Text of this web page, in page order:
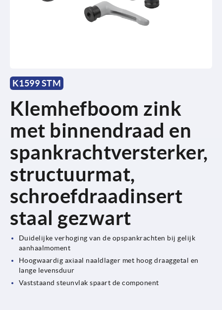
K1599 STM
Klemhefboom zink
met binnendraad en
spankrachtversterker,
structuurmat,
schroefdraadinsert
staal gezwart
Duidelijke verhoging van de opspankrachten bij gelijk
aanhaalmoment
Hoogwaardig axiaal naaldlager met hoog draaggetal en
lange levensduur
Vaststaand steunvlak spaart de component